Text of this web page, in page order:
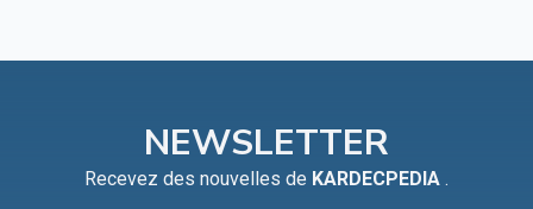
NEWSLETTER
Recevez des nouvelles de KARDECPEDIA .